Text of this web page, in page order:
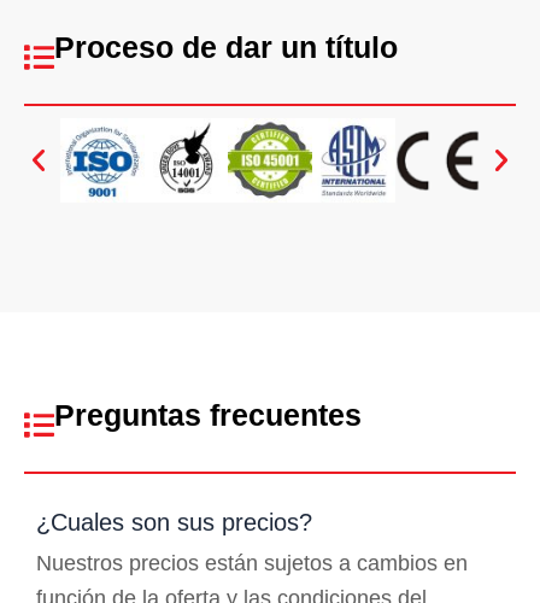
Proceso de dar un título
Preguntas frecuentes
¿Cuales son sus precios?
Nuestros precios están sujetos a cambios en